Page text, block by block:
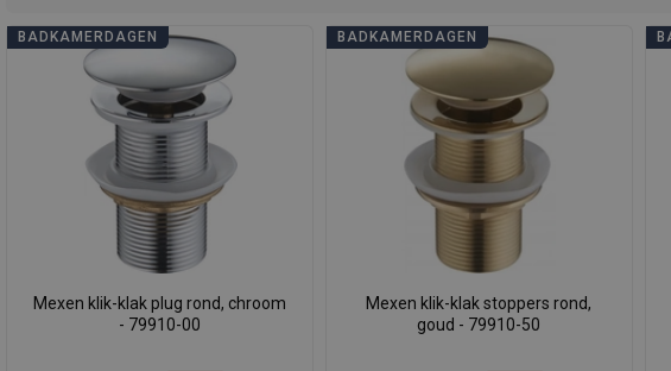
BADKAMERDAGEN
Mexen klik-klak plug rond, chroom
- 79910-00
BADKAMERDAGEN
Mexen klik-klak stoppers rond,
goud - 79910-50